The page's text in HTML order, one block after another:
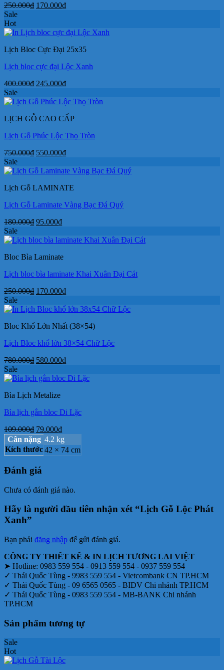
250.000₫ Giá
250.000₫.
170.000₫Giá
là:
Sale
Hot
Lịch Bloc Cực Đại 25x35
Lịch bloc cực đại Lộc Xanh
400.000₫ Giá
là:
245.000₫Giá
tại
245.000₫.
Sale
LỊCH GỖ CAO CẤP
Lịch Gỗ Phúc Lộc Thọ Tròn
750.000₫ Giá
là:
550.000₫Giá
tại
550.000₫.
Sale
Lịch Gỗ LAMINATE
Lịch Gỗ Laminate Vàng Bạc Đá Quý
180.000₫ Giá
là:
95.000₫Giá
tại
95.000₫.
Sale
Bloc Bìa Laminate
Lịch bloc bìa laminate Khai Xuân Đại Cát
250.000₫ Giá
là:
170.000₫Giá
tại
170.000₫.
Sale
Bloc Khổ Lớn Nhất (38×54)
Lịch Bloc khổ lớn 38×54 Chữ Lộc
780.000₫ Giá
là:
580.000₫Giá
tại
Sale
Bìa Lịch Metalize
Bìa lịch gắn bloc Di Lặc
109.000₫ Giá
gốc
là:
109.000₫.
79.000₫Giá
hiện
tại
là:
Cân nặng 4.2 kg
Kích thước42 × 74 cm
Đánh giá
Chưa có đánh giá nào.
Hãy là người đầu tiên nhận xét “Lịch Gỗ Lộc Phát
Xanh”
Bạn phải đăng nhập để gửi đánh giá.
CÔNG TY THIẾT KẾ & IN LỊCH TƯƠNG LAI VIỆT
➤ Hotline: 0983 559 554 - 0913 559 554 - 0937 559 554
✓ Thái Quốc Tùng - 9983 559 554 - Vietcombank CN TP.HCM
✓ Thái Quốc Tùng - 09 6565 0565 - BIDV Chi nhánh TP.HCM
✓ Thái Quốc Tùng - 0983 559 554 - MB-BANK Chi nhánh
TP.HCM
Sản phẩm tương tự
Sale
Hot